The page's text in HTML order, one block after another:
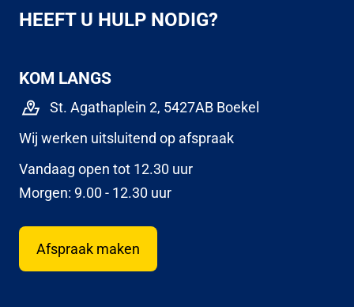
HEEFT U HULP NODIG?
KOM LANGS
St. Agathaplein 2, 5427AB Boekel
Wij werken uitsluitend op afspraak
Vandaag open tot 12.30 uur
Morgen: 9.00 - 12.30 uur
Afspraak maken